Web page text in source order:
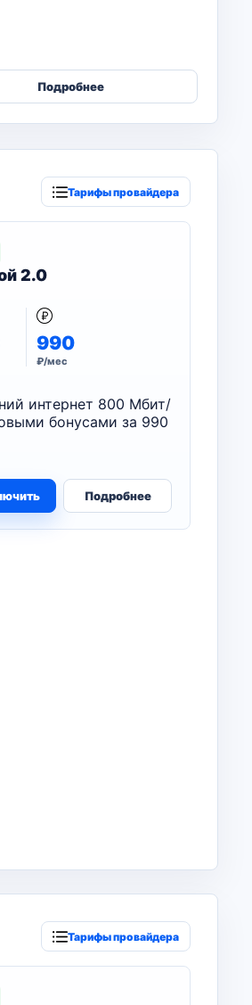
Подробнее
Тарифы провайдера
2.0
990
₽/мес
интернет 800 Мбит/
бонусами за 990
Подробнее
Тарифы провайдера